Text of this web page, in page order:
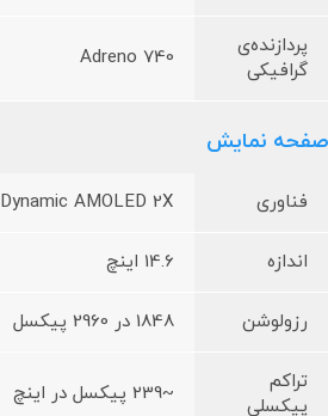
پردازنده‌ی
گرافیکی
Adreno 740
صفحه نمایش
فناوری Dynamic AMOLED 2X
اندازه 14.6 اینچ
رزولوشن 1848 در 2960 پیکسل
تراکم
پیکسلی
~239 پیکسل در اینچ